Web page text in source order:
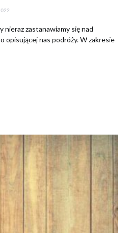
nieraz zastanawiamy się nad
opisującej nas podróży. W zakresie